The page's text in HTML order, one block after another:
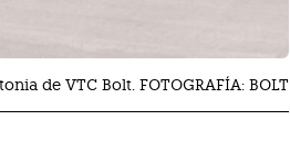
de VTC Bolt. FOTOGRAFÍA: BOLT